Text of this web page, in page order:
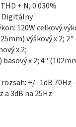
+ N, 0.030%
Digitálny
120W celkový
výškový x 2;
x 2;
x 2; 4"
+/- 1dB 70Hz
a 3dB na 25Hz